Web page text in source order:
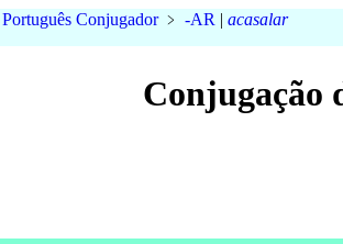
Português Conjugador﹥ -AR | acasalar
Conjugação